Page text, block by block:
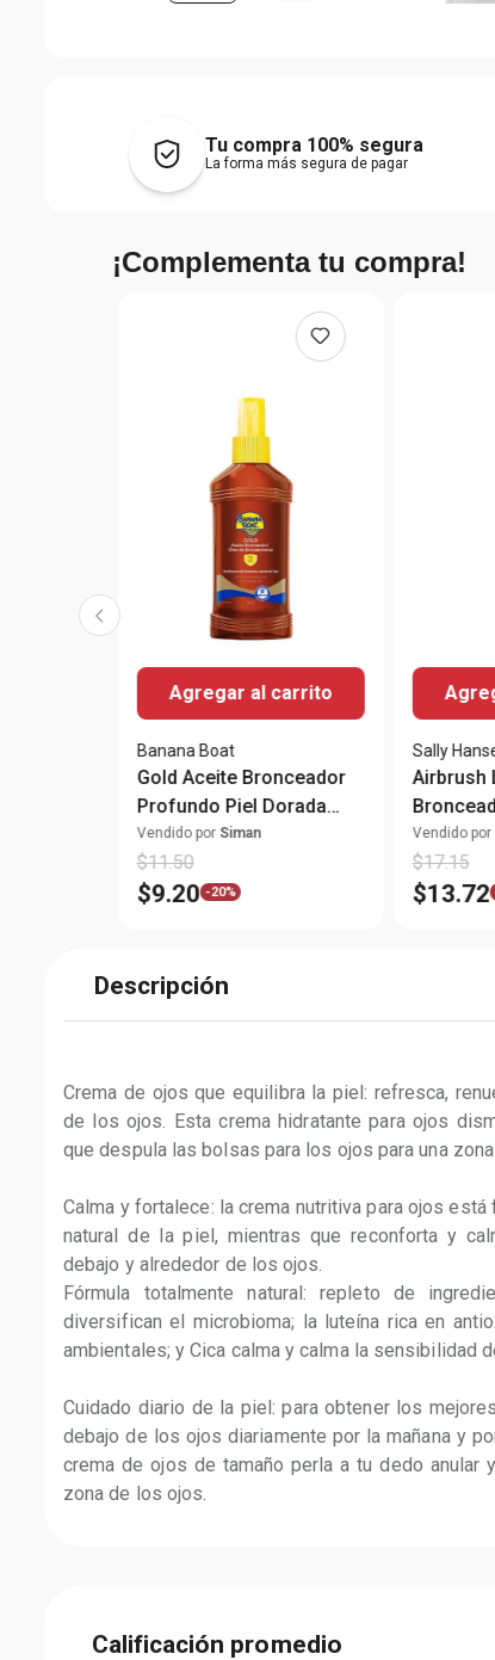
Tu compra 100% segura
La forma más segura de pagar
¡Complementa tu compra!
Agregar al carrito
Banana Boat
Gold Aceite Bronceador
Profundo Piel Dorada
SPF4 236ml
Vendido por Siman
$11.50
$9.20 -20%
Sally
Airbrush
Vendido por
$17.15
$13.72
Descripción
Crema de ojos que equilibra la piel: refresca,
de los ojos. Esta crema hidratante para ojos
que despula las bolsas para los ojos para una
Calma y fortalece: la crema nutritiva para ojos
natural de la piel, mientras que reconforta y
debajo y alrededor de los ojos.
Fórmula totalmente natural: repleto de
diversifican el microbioma; la luteína rica en
ambientales; y Cica calma y calma la sensibilidad
Cuidado diario de la piel: para obtener los
debajo de los ojos diariamente por la mañana y
crema de ojos de tamaño perla a tu dedo anular
zona de los ojos.
Calificación promedio